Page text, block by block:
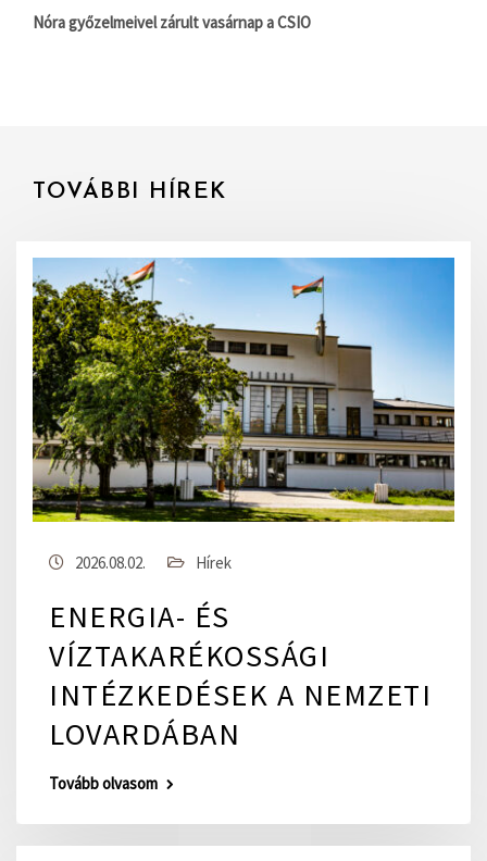
Nóra győzelmeivel zárult vasárnap a CSIO
TOVÁBBI HÍREK
2026.08.02. Hírek
ENERGIA- ÉS
VÍZTAKARÉKOSSÁGI
INTÉZKEDÉSEK A NEMZETI
LOVARDÁBAN
Tovább olvasom